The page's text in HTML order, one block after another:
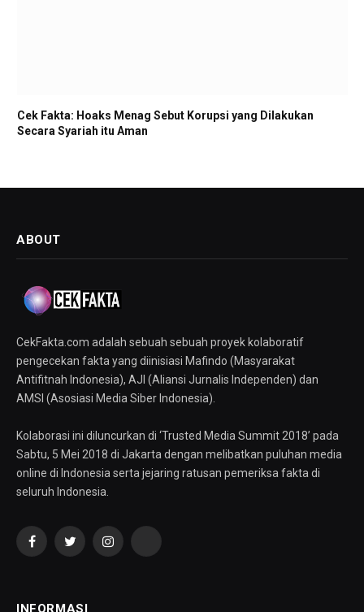
Cek Fakta: Hoaks Menag Sebut Korupsi yang Dilakukan
Secara Syariah itu Aman
ABOUT
CekFakta.com adalah sebuah sebuah proyek kolaboratif
pengecekan fakta yang diinisiasi Mafindo (Masyarakat
Antifitnah Indonesia), AJI (Aliansi Jurnalis Independen) dan
AMSI (Asosiasi Media Siber Indonesia).
Kolaborasi ini diluncurkan di ‘Trusted Media Summit 2018’ pada
Sabtu, 5 Mei 2018 di Jakarta dengan melibatkan puluhan media
online di Indonesia serta jejaring ratusan pemeriksa fakta di
seluruh Indonesia.
FacebookTwitterInstagramYouTube
INFORMASI